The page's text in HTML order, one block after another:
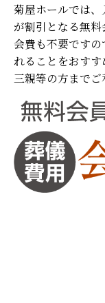
菊屋ホールでは
が割引となる無料
会費も不要です
れることをおす
三親等の方までご